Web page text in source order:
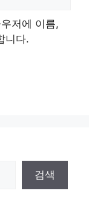
저에 이름,
니다.
검색